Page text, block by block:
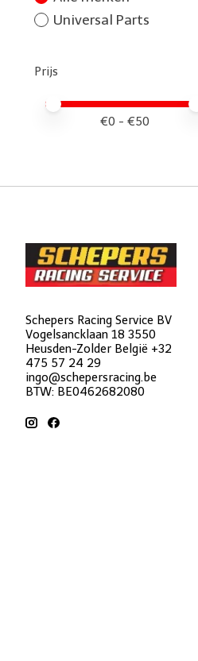
Universal Parts
Prijs
Minimale prijswaarde
Price maximum value
€0 - €50
Schepers Racing Service BV
Vogelsancklaan 18 3550
Heusden-Zolder België +32
475 57 24 29
ingo@schepersracing.be
BTW: BE0462682080